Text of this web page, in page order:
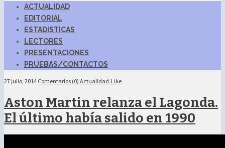
ACTUALIDAD
EDITORIAL
ESTADISTICAS
LECTORES
PRESENTACIONES
PRUEBAS/CONTACTOS
27 julio, 2014 Comentarios (0) Actualidad Like
Aston Martin relanza el Lagonda.
El último había salido en 1990